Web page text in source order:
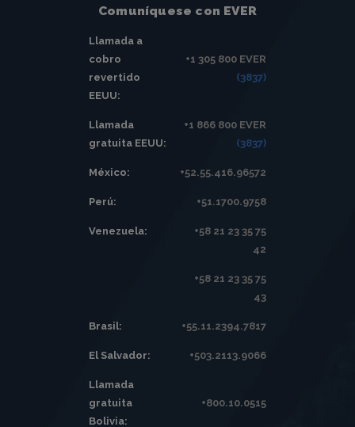
Comuníquese con EVER
Llamada a
cobro
revertido
EEUU:
+1 305 800 EVER
(3837)
Llamada
gratuita EEUU:
+1 866 800 EVER
(3837)
México: +52.55.416.96572
Perú: +51.1700.9758
Venezuela:
+58 21 23 35 75
42
+58 21 23 35 75
43
Brasil: +55.11.2394.7817
El Salvador: +503.2113.9066
Llamada
gratuita
Bolivia:
+800.10.0515